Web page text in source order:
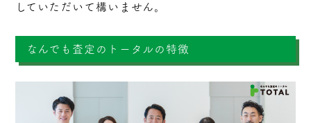
していただいて構いません。
なんでも査定のトータルの特徴